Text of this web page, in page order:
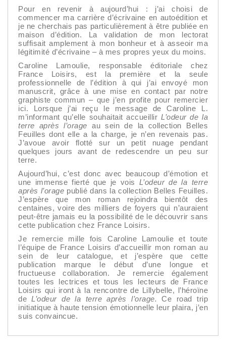
Pour en revenir à aujourd’hui : j’ai choisi de
commencer ma carrière d’écrivaine en autoédition et
je ne cherchais pas particulièrement à être publiée en
maison d’édition. La validation de mon lectorat
suffisait amplement à mon bonheur et à asseoir ma
légitimité d’écrivaine – à mes propres yeux du moins.
Caroline Lamoulie, responsable éditoriale chez
France Loisirs, est la première et la seule
professionnelle de l’édition à qui j’ai envoyé mon
manuscrit, grâce à une mise en contact par notre
graphiste commun – que j’en profite pour remercier
ici. Lorsque j’ai reçu le message de Caroline L.
m’informant qu’elle souhaitait accueillir L’odeur de la
terre après l’orage au sein de la collection Belles
Feuilles dont elle a la charge, je n’en revenais pas.
J’avoue avoir flotté sur un petit nuage pendant
quelques jours avant de redescendre un peu sur
terre.
Aujourd’hui, c’est donc avec beaucoup d’émotion et
une immense fierté que je vois L’odeur de la terre
après l’orage publié dans la collection Belles Feuilles.
J’espère que mon roman rejoindra bientôt des
centaines, voire des milliers de foyers qui n’auraient
peut-être jamais eu la possibilité de le découvrir sans
cette publication chez France Loisirs.
Je remercie mille fois Caroline Lamoulie et toute
l’équipe de France Loisirs d’accueillir mon roman au
sein de leur catalogue, et j’espère que cette
publication marque le début d’une longue et
fructueuse collaboration. Je remercie également
toutes les lectrices et tous les lecteurs de France
Loisirs qui iront à la rencontre de Lillybelle, l’héroïne
deL’odeur de la terre après l’orage. Ce road trip
initiatique à haute tension émotionnelle leur plaira, j’en
suis convaincue.